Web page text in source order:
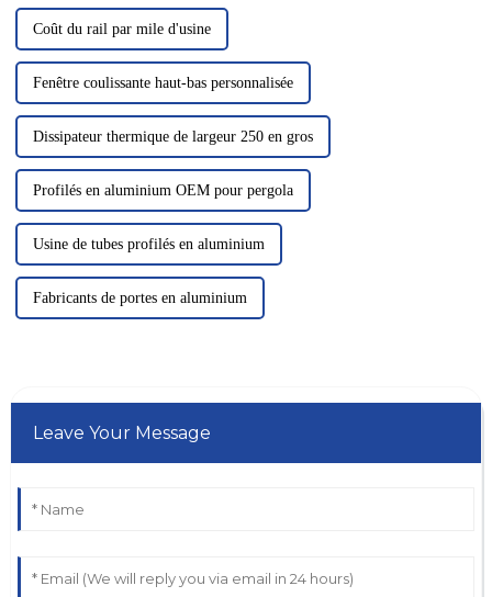
Coût du rail par mile d'usine
Fenêtre coulissante haut-bas personnalisée
Dissipateur thermique de largeur 250 en gros
Profilés en aluminium OEM pour pergola
Usine de tubes profilés en aluminium
Fabricants de portes en aluminium
Leave Your Message